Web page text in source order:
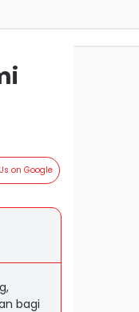
on Google
bagi